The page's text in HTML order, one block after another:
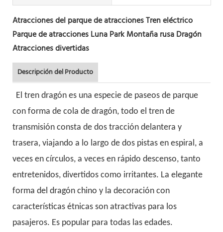
Atracciones del parque de atracciones Tren eléctrico
Parque de atracciones Luna Park Montaña rusa Dragón
Atracciones divertidas
Descripción del Producto
El tren dragón es una especie de paseos de parque
con forma de cola de dragón, todo el tren de
transmisión consta de dos tracción delantera y
trasera, viajando a lo largo de dos pistas en espiral, a
veces en círculos, a veces en rápido descenso, tanto
entretenidos, divertidos como irritantes. La elegante
forma del dragón chino y la decoración con
características étnicas son atractivas para los
pasajeros. Es popular para todas las edades.